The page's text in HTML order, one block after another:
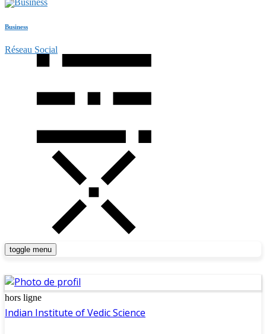
Business
Réseau Social
toggle menu
hors ligne
Indian Institute of Vedic Science